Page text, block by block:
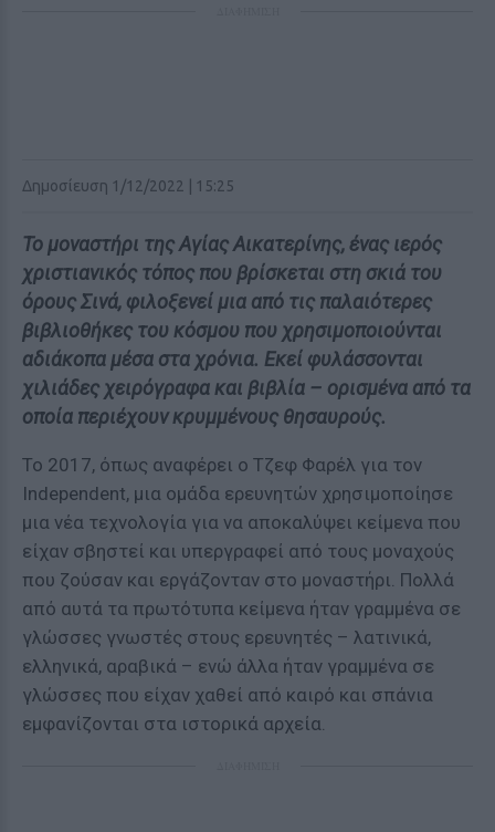
Δημοσίευση 1/12/2022 | 15:25
Το μοναστήρι της Αγίας Αικατερίνης, ένας ιερός
χριστιανικός τόπος που βρίσκεται στη σκιά του
όρους Σινά, φιλοξενεί μια από τις παλαιότερες
βιβλιοθήκες του κόσμου που χρησιμοποιούνται
αδιάκοπα μέσα στα χρόνια. Εκεί φυλάσσονται
χιλιάδες χειρόγραφα και βιβλία – ορισμένα από τα
οποία περιέχουν κρυμμένους θησαυρούς.
Το 2017, όπως αναφέρει ο Τζεφ Φαρέλ για τον
Independent, μια ομάδα ερευνητών χρησιμοποίησε
μια νέα τεχνολογία για να αποκαλύψει κείμενα που
είχαν σβηστεί και υπεργραφεί από τους μοναχούς
που ζούσαν και εργάζονταν στο μοναστήρι. Πολλά
από αυτά τα πρωτότυπα κείμενα ήταν γραμμένα σε
γλώσσες γνωστές στους ερευνητές – λατινικά,
ελληνικά, αραβικά – ενώ άλλα ήταν γραμμένα σε
γλώσσες που είχαν χαθεί από καιρό και σπάνια
εμφανίζονται στα ιστορικά αρχεία.